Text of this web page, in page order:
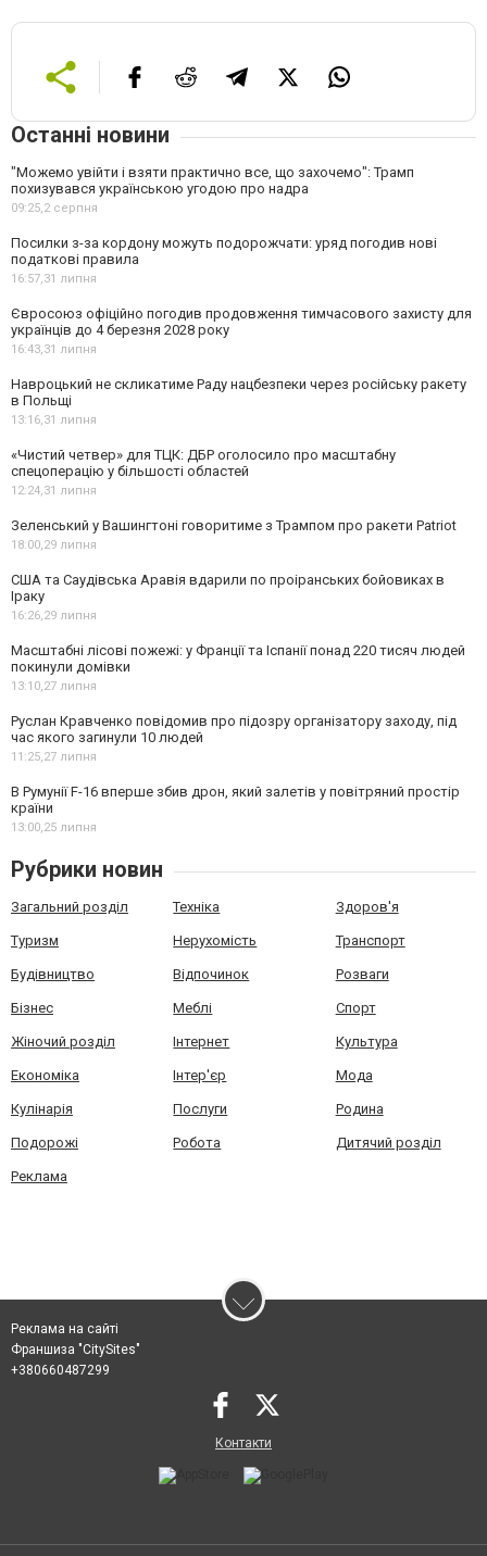
Останні новини
"Можемо увійти і взяти практично все, що захочемо": Трамп
похизувався українською угодою про надра
09:25,2 серпня
Посилки з-за кордону можуть подорожчати: уряд погодив нові
податкові правила
16:57,31 липня
Євросоюз офіційно погодив продовження тимчасового захисту для
українців до 4 березня 2028 року
16:43,31 липня
Навроцький не скликатиме Раду нацбезпеки через російську ракету
в Польщі
13:16,31 липня
«Чистий четвер» для ТЦК: ДБР оголосило про масштабну
спецоперацію у більшості областей
12:24,31 липня
Зеленський у Вашингтоні говоритиме з Трампом про ракети Patriot
18:00,29 липня
США та Саудівська Аравія вдарили по проіранських бойовиках в
Іраку
16:26,29 липня
Масштабні лісові пожежі: у Франції та Іспанії понад 220 тисяч людей
покинули домівки
13:10,27 липня
Руслан Кравченко повідомив про підозру організатору заходу, під
час якого загинули 10 людей
11:25,27 липня
В Румунії F-16 вперше збив дрон, який залетів у повітряний простір
країни
13:00,25 липня
Рубрики новин
Загальний розділ Техніка Здоров'я
Туризм Нерухомість Транспорт
Будівництво Відпочинок Розваги
Бізнес Меблі Спорт
Жіночий розділ Інтернет Культура
Економіка Інтер'єр Мода
Кулінарія Послуги Родина
Подорожі Робота Дитячий розділ
Реклама
Реклама на сайті
Франшиза "CitySites"
+380660487299
Контакти